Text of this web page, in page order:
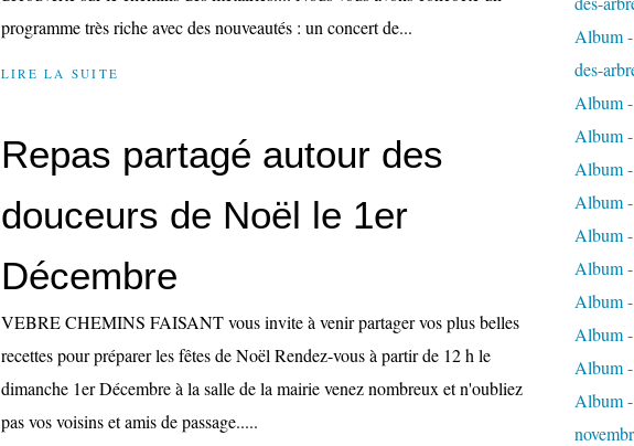
programme très riche avec des nouveautés : un concert de...
LIRE LA SUITE
Repas partagé autour des
douceurs de Noël le 1er
Décembre
VEBRE CHEMINS FAISANT vous invite à venir partager vos plus belles
recettes pour préparer les fêtes de Noël Rendez-vous à partir de 12 h le
dimanche 1er Décembre à la salle de la mairie venez nombreux et n'oubliez
pas vos voisins et amis de passage.....
Album
des-
Album
Album
Album
Album
Album
Album
Album
Album
Album
Album